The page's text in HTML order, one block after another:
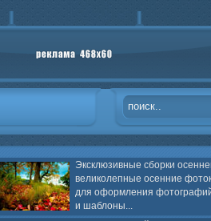
Эксклюзивные сборки
великолепные осенние
для оформления
и шаблоны...